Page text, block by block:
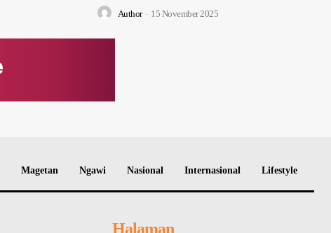
Author - 15 November 2025
Magetan Ngawi Nasional Internasional Lifestyle
Halaman